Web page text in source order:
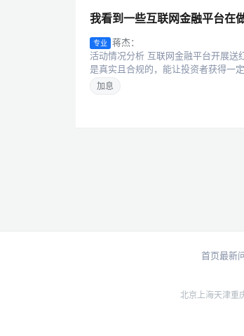
我看到一些互联网金融平台在
专业
蒋杰：
活动情况分析 互联网金融平台开展送
是真实且合规的，能让投资者获得一
加息
首页最新
北京 上海天津重